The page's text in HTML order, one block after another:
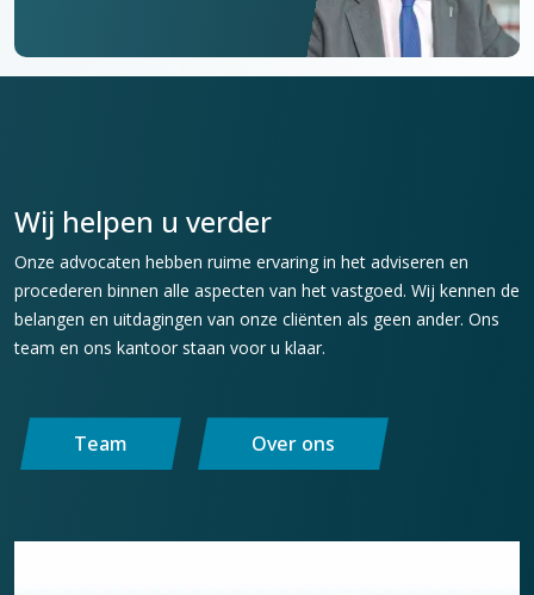
Wij helpen u verder
Onze advocaten hebben ruime ervaring in het adviseren en
procederen binnen alle aspecten van het vastgoed. Wij kennen de
belangen en uitdagingen van onze cliënten als geen ander. Ons
team en ons kantoor staan voor u klaar.
Team Over ons